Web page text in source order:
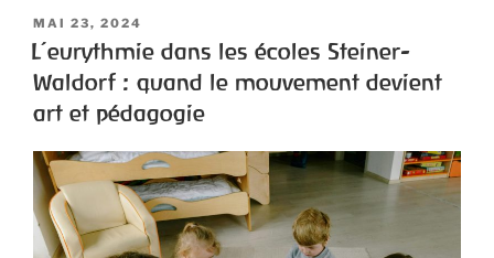
MAI 23, 2024
L’eurythmie dans les écoles Steiner-
Waldorf : quand le mouvement devient
art et pédagogie